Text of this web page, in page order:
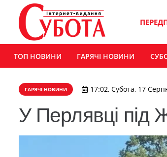
ТОП НОВИНИ ГАРЯЧІ НОВИНИ
ГАРЯЧІ НОВИНИ 17:02, Субота, 17
У Перлявці